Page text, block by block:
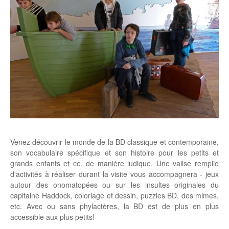
Venez découvrir le monde de la BD classique et contemporaine,
son vocabulaire spécifique et son histoire pour les petits et
grands enfants et ce, de manière ludique. Une valise remplie
d'activités à réaliser durant la visite vous accompagnera - jeux
autour des onomatopées ou sur les insultes originales du
capitaine Haddock, coloriage et dessin, puzzles BD, des mimes,
etc. Avec ou sans phylactères, la BD est de plus en plus
accessible aux plus petits!